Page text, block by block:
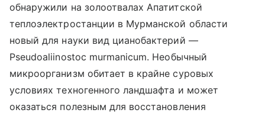
обнаружили на золоотвалах Апатитской
теплоэлектростанции в Мурманской области
новый для науки вид цианобактерий —
Pseudoaliinostoc murmanicum. Необычный
микроорганизм обитает в крайне суровых
условиях техногенного ландшафта и может
оказаться полезным для восстановления